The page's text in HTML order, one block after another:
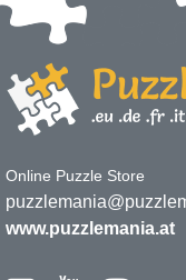
Online Puzzle Store
www.puzzlemania.at